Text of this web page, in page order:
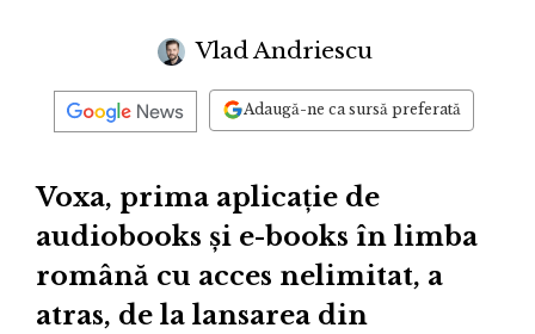
Vlad Andriescu
Adaugă-ne ca sursă preferată
Voxa, prima aplicație de
audiobooks și e-books în limba
română cu acces nelimitat, a
atras, de la lansarea din